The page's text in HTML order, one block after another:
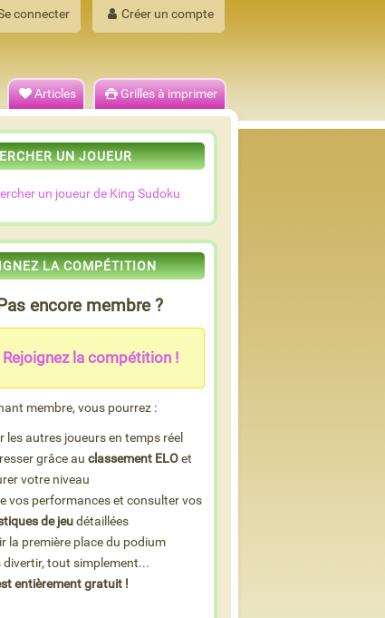
connecter Créer un compte
Articles Grilles à imprimer
UN JOUEUR
un joueur de King Sudoku
LA COMPÉTITION
Pas encore membre ?
Rejoignez la compétition !
membre, vous pourrez :
les autres joueurs en temps réel
grâce auclassement ELOet
votre niveau
vos performances et consulter vos
de jeudétaillées
la première place du podium
divertir, tout simplement...
entièrement gratuit !